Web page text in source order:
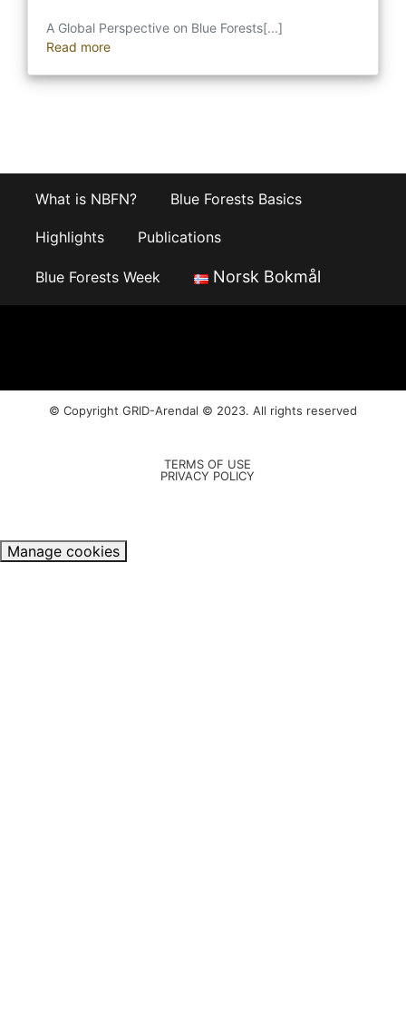
A Global Perspective on Blue Forests[...]
Read more
What is NBFN? Blue Forests Basics
Highlights Publications
Blue Forests Week Norsk Bokmål
© Copyright GRID-Arendal © 2023. All rights reserved
TERMS OF USE
PRIVACY POLICY
Manage cookies